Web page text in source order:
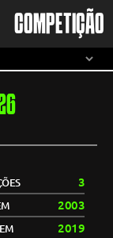
COMPETIÇÃO
3
2003
2019